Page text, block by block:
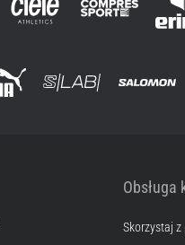
Obsługa
Skorzystaj